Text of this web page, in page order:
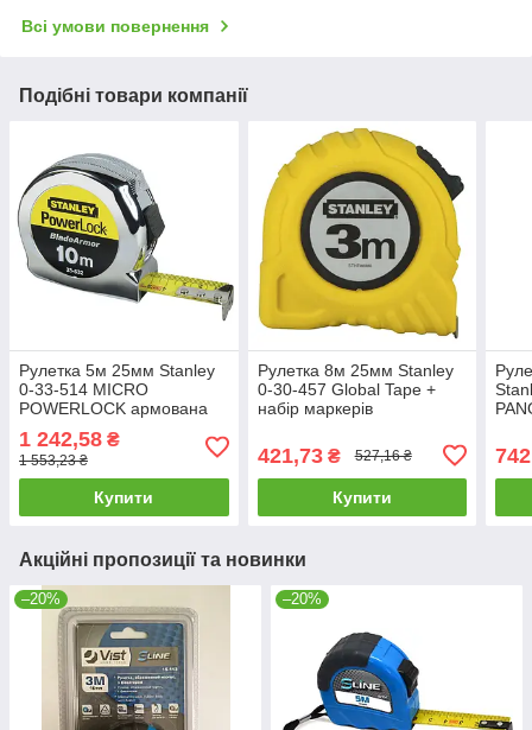
Всі умови повернення
Подібні товари компанії
Рулетка 5м 25мм Stanley
0-33-514 MICRO
POWERLOCK армована
строительная будівельна
1 242,58 ₴
1 553,23 ₴
Купити
Рулетка 8м 25мм Stanley
0-30-457 Global Tape +
набір маркерів
421,73₴ 527,16 ₴
Купити
Акційні пропозиції та новинки
–20% –20%